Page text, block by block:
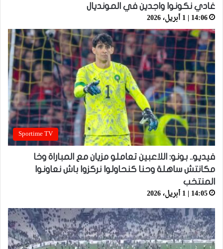
غادي نكونوا واجدين في المونديال
14:06 | 1 أبريل، 2026
Sportime TV
فيديو.. بونو: اللاعبين تعاملو مزيان مع المباراة وخا
مكانتش ساهلة وحنا كنحاولوا نركزوا باش نعاونوا
المنتخب
14:05 | 1 أبريل، 2026